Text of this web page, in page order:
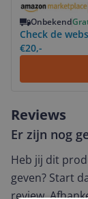
Onbekend
Check de
€20,-
Reviews
Er zijn nog
Heb jij dit
geven? Start
review.